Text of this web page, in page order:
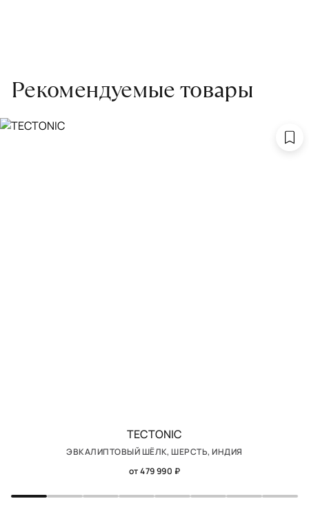
заборе ковра экспертом либо привозите его в салон.
Рекомендуемые товары
TECTONIC
ЭВКАЛИПТОВЫЙ ШЁЛК, ШЕРСТЬ, ИНДИЯ
от 479 990 ₽